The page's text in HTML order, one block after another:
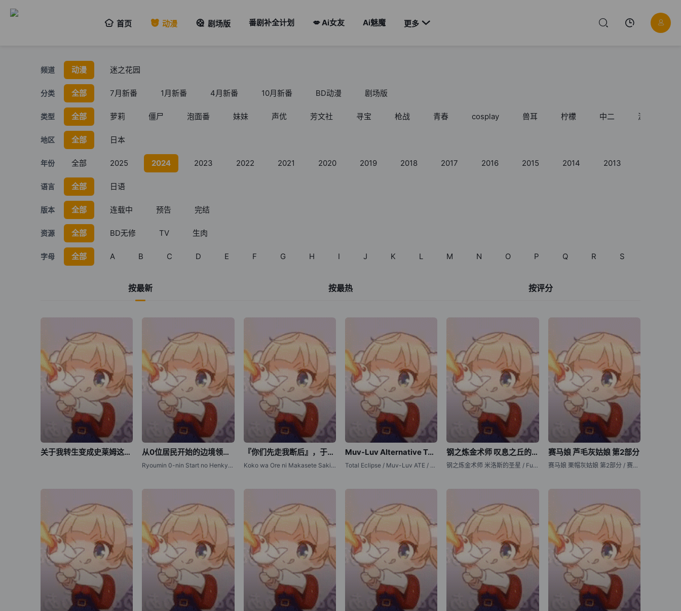
首页 动漫 剧场版 番剧补全计划 💋 Ai女友 Ai魅魔 更多 
频道 动漫 迷之花园
分类 全部 7月新番 1月新番 4月新番 10月新番 BD动漫 剧场版
类型 全部 萝莉 僵尸 泡面番 妹妹 声优 芳文社 寻宝 枪战 青春 cosplay 兽耳 柠檬 中二 泳装
地区 全部 日本
年份 全部 2025 2024 2023 2022 2021 2020 2019 2018 2017 2016 2015 2014 2013
语言 全部 日语
版本 全部 连载中 预告 完结
资源 全部 BD无修 TV 生肉
字母 全部 A B C D E F G H I J K L M N O P Q R S
按最新 按最热 按评分
关于我转生变成史莱姆这档事 第四季 从0位居民开始的边境领主大人
Ryoumin 0-nin Start no Henkyou Ryoushu-sama
『你们先走我断后』，于是10年后我成为了传说
Koko wa Ore ni Makasete Saki ni Ike to Itte kara 10-nen ga Tattara Densetsu ni Natteita
Muv-Luv Alternative Total Eclipse
Total Eclipse / Muv-Luv ATE / マブラヴ オルタネイティヴ トータル・イクリプス
钢之炼金术师 叹息之丘的圣星
钢之炼金术师 米洛斯的圣星 / Fullmetal Alchemist: The Sacred Star of Milos / Fullmetal Alchemist: The Sacred Star of the Walling Hill / Hagane no Renkinjutsushi: Milos no Seinaru Hoshi
赛马娘 芦毛灰姑娘 第2部分
赛马娘 栗帽灰姑娘 第2部分 / 赛马娘 Cinderella Gray 第2部分 / Uma Musume Cinderella Gray Part 2